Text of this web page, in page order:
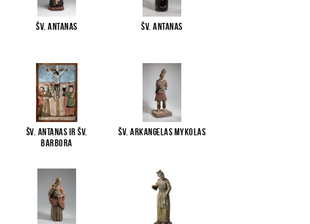
Šv. Antanas Šv. Antanas
Šv. Antanas ir Šv.
Barbora
Šv. arkangelas Mykolas